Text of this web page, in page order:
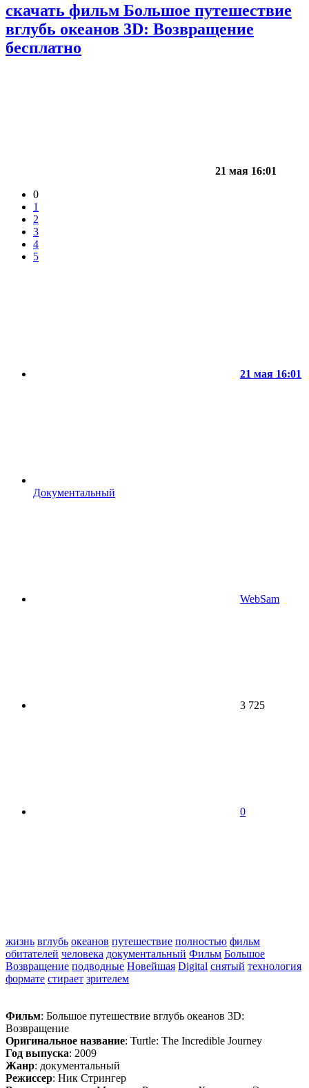
скачать фильм Большое путешествие
вглубь океанов 3D: Возвращение
бесплатно
21 мая 16:01
0
1
2
3
4
5
21 мая 16:01
Документальный
WebSam
3 725
0
жизнь вглубь океанов путешествие полностью фильм
обитателей человека документальный Фильм Большое
Возвращение подводные Новейшая Digital снятый технология
формате стирает зрителем
Фильм: Большое путешествие вглубь океанов 3D:
Возвращение
Оригинальное название: Turtle: The Incredible Journey
Год выпуска: 2009
Жанр: документальный
Режиссер: Ник Стрингер